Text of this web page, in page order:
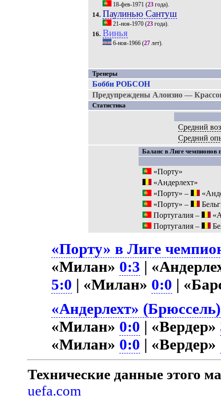
18-фев-1971 (23года).
14. Паулинью Сантуш
21-ноя-1970(23года).
16. Винья
6-ноя-1966(27лет).
Тренеры
Бобби РОБСОН
Предупреждены Алоизио —
Статистика
Средний
Средний
Баланс в Лиге чемпионов
«Порту»
«Андерлехт»
«Порту» –
«Порту» –
Португалия –
Португалия –
«Порту» в Лиге
«Милан» 0:3 |
5:0 | «Милан» 0:0 |
«Андерлехт»
«Милан» 0:0 | «Вердер»
«Милан» 0:0 | «Вердер»
Технические данные этого
uefa.com